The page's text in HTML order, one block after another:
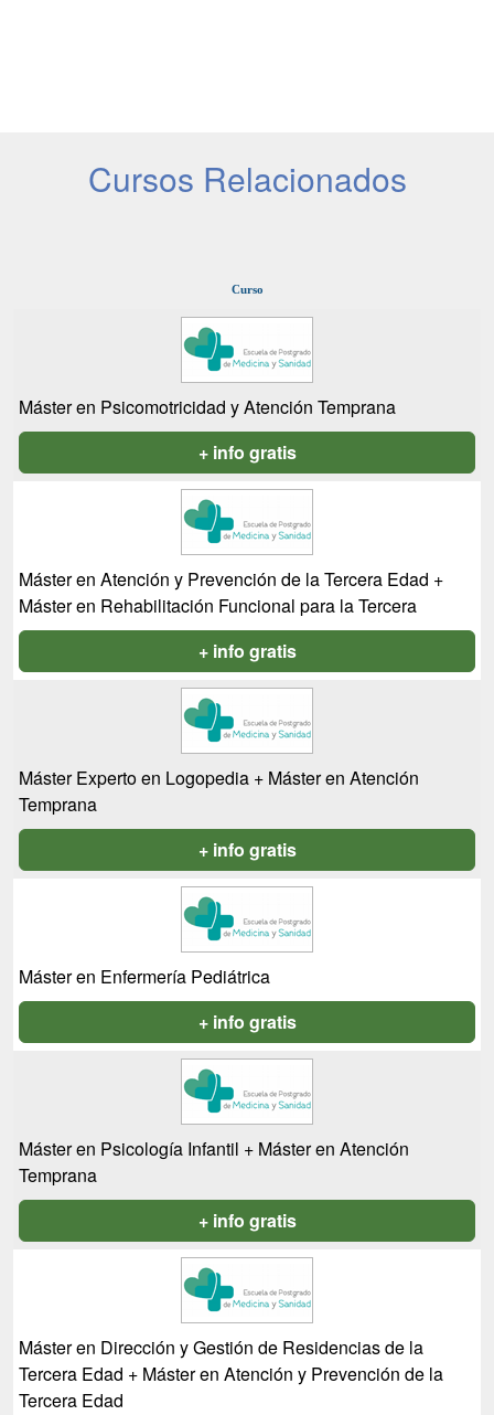
Cursos Relacionados
Curso
Máster en Psicomotricidad y Atención Temprana
+ info gratis
Máster en Atención y Prevención de la Tercera Edad +
Máster en Rehabilitación Funcional para la Tercera
+ info gratis
Máster Experto en Logopedia + Máster en Atención
Temprana
+ info gratis
Máster en Enfermería Pediátrica
+ info gratis
Máster en Psicología Infantil + Máster en Atención
Temprana
+ info gratis
Máster en Dirección y Gestión de Residencias de la
Tercera Edad + Máster en Atención y Prevención de la
Tercera Edad